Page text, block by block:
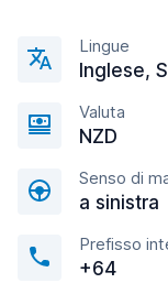
Lingue
Inglese,
Valuta
NZD
Senso di
a sinistra
Prefisso
+64